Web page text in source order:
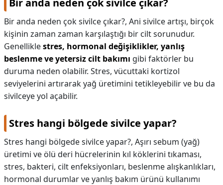
Bir anda neden çok sivilce çıkar?
Bir anda neden çok sivilce çıkar?, Ani sivilce artışı, birçok
kişinin zaman zaman karşılaştığı bir cilt sorunudur.
Genelliklestres, hormonal değişiklikler, yanlış
beslenme ve yetersiz cilt bakımı gibi faktörler bu
duruma neden olabilir. Stres, vücuttaki kortizol
seviyelerini artırarak yağ üretimini tetikleyebilir ve bu da
sivilceye yol açabilir.
Stres hangi bölgede sivilce yapar?
Stres hangi bölgede sivilce yapar?, Aşırı sebum (yağ)
üretimi ve ölü deri hücrelerinin kıl köklerini tıkaması,
stres, bakteri, cilt enfeksiyonları, beslenme alışkanlıkları,
hormonal durumlar ve yanlış bakım ürünü kullanımı